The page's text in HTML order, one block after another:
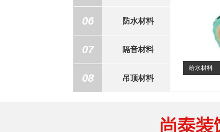
06 防水材料
07 隔音材料
08 吊顶材料
给水材料